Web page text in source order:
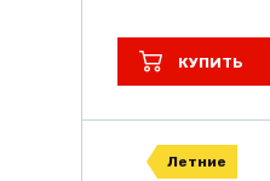
КУПИТЬ
Летние